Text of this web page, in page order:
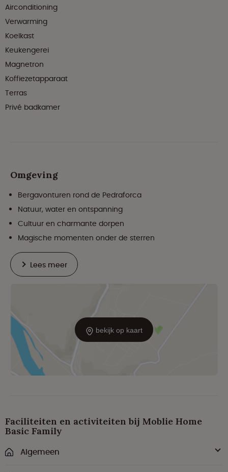
Airconditioning
Verwarming
Koelkast
Keukengerei
Magnetron
Koffiezetapparaat
Terras
Privé badkamer
bekijk op kaart
Omgeving
Bergavonturen rond de Pedraforca
Natuur, water en ontspanning
Cultuur en charmante dorpen
Magische momenten onder de sterren
Lees meer
Faciliteiten en activiteiten bij Moblie Home
Basic Family
Algemeen